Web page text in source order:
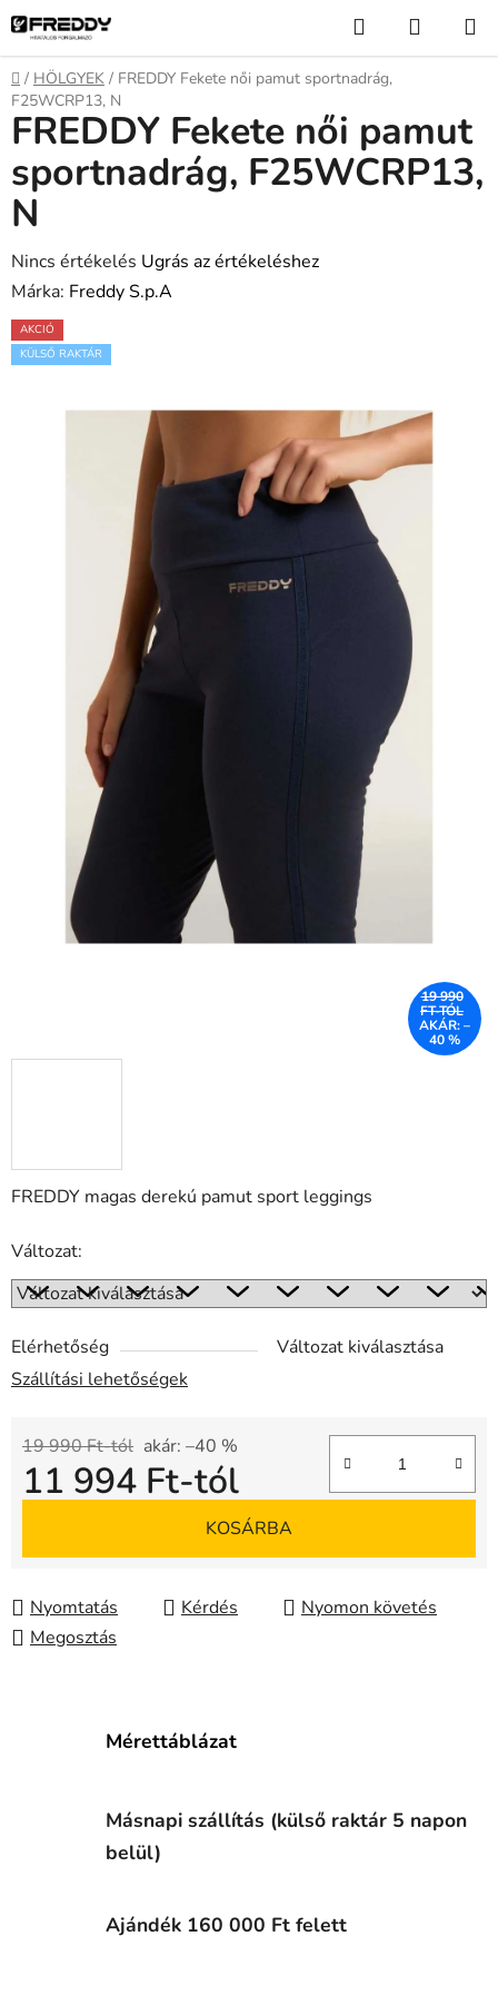
Ugrás
fő
tartalomhoz
KeresésKOSÁR
Kezdőlap
/ HÖLGYEK / FREDDY Fekete női pamut sportnadrág,
F25WCRP13, N
FREDDY magas derekú pamut sport leggings
Változat:
Elérhetőség
Változat kiválasztása
Szállítási lehetőségek
19 990 Ft-tól akár: –40 %
11 994 Ft-tól
KOSÁRBA
Nyomtatás Kérdés
Nyomon követés
Megosztás
FREDDY Fekete női pamut
sportnadrág, F25WCRP13,
N
A
termék
átlagos
értékelése
Nincs értékelés Ugrás az értékeléshez
Márka: Freddy S.p.A
AKCIÓ
KÜLSŐ RAKTÁR
19 990
FT-TÓL
AKÁR: –
40 %
Mérettáblázat
Másnapi szállítás (külső raktár 5 napon
belül)
Ajándék 160 000 Ft felett